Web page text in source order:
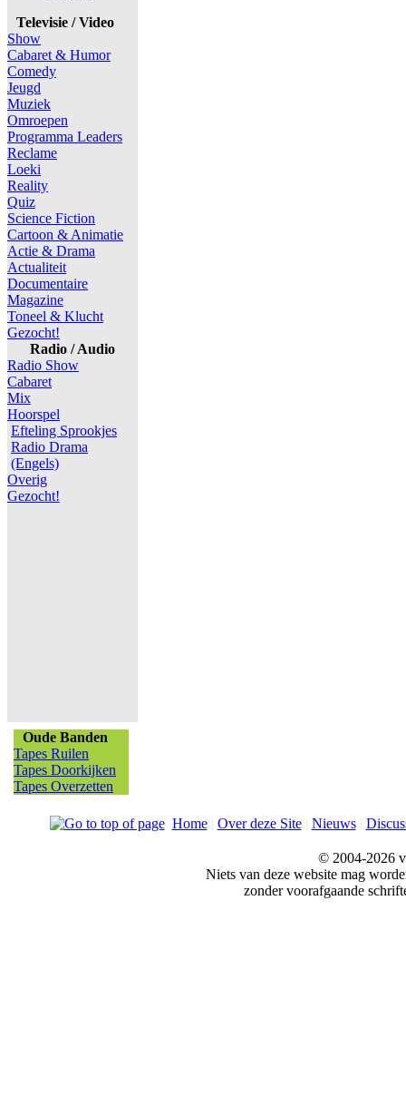
Televisie / Video
Show
Cabaret & Humor
Comedy
Jeugd
Muziek
Omroepen
Programma Leaders
Reclame
Loeki
Reality
Quiz
Science Fiction
Cartoon & Animatie
Actie & Drama
Actualiteit
Documentaire
Magazine
Toneel & Klucht
Gezocht!
Radio / Audio
Radio Show
Cabaret
Mix
Hoorspel
Efteling Sprookjes
Radio Drama
(Engels)
Overig
Gezocht!
Oude Banden
Tapes Ruilen
Tapes Doorkijken
Tapes Overzetten
Home| Over deze Site| Nieuws|
© 2004-2026
Niets van deze website mag
zonder voorafgaande